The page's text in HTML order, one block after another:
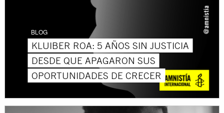
BLOG
KLUIBER ROA: 5 AÑOS SIN JUSTICIA
DESDE QUE APAGARON SUS
OPORTUNIDADES DE CRECER